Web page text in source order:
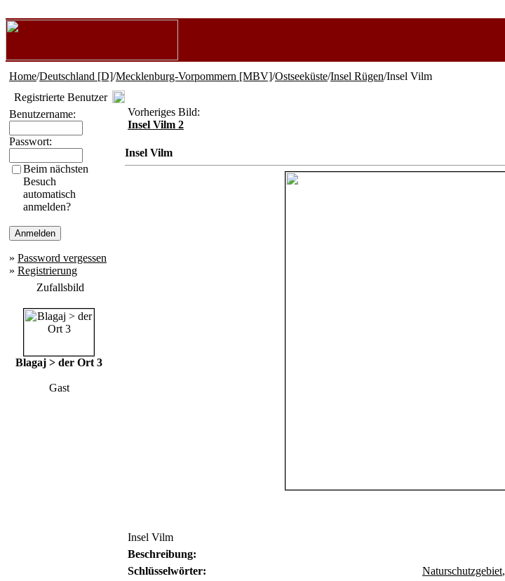
Home/Deutschland [D]/Mecklenburg-Vorpommern [MBV]/Ostseeküste/Insel Rügen/Insel Vilm
Registrierte Benutzer
Benutzername:
Passwort:
Beim nächsten
Besuch
automatisch
anmelden?
» Password vergessen
» Registrierung
Zufallsbild
Blagaj > der Ort 3
Gast
Vorheriges Bild:
Insel Vilm 2
Insel Vilm
Insel Vilm
Beschreibung:
Schlüsselwörter:
Naturschutzgebiet,